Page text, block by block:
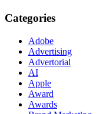
Categories
Adobe
Advertising
Advertorial
AI
Apple
Award
Awards